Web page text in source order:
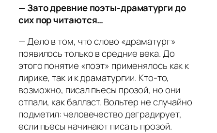
— Зато древние поэты-драматурги до
сих пор читаются…
— Дело в том, что слово «драматург»
появилось только в средние века. До
этого понятие «поэт» применялось как к
лирике, так и к драматургии. Кто-то,
возможно, писал пьесы прозой, но они
отпали, как балласт. Вольтер не случайно
подметил: человечество деградирует,
если пьесы начинают писать прозой.